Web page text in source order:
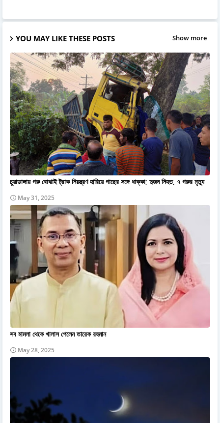
YOU MAY LIKE THESE POSTS Show more
চুয়াডাঙ্গায় গরু বোঝাই ট্রাক নিয়ন্ত্রণ হারিয়ে গাছের সঙ্গে ধাক্কা; দুজন নিহত, ৭ গরুর মৃত্যু
May 31, 2025
সব মামলা থেকে খালাস পেলেন তারেক রহমান
May 28, 2025